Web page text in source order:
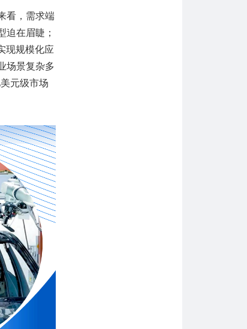
看，需求端
迫在眉睫；
现规模化应
场景复杂多
元级市场